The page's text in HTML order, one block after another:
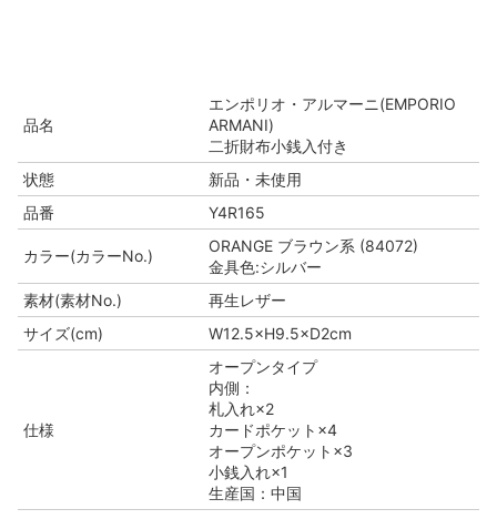
品名
エンポリオ・アルマーニ(EMPORIO
ARMANI)
二折財布小銭入付き
状態
新品・未使用
品番
Y4R165
カラー(カラーNo.)
ORANGE ブラウン系 (84072)
金具色:シルバー
素材(素材No.)
再生レザー
サイズ(cm)
W12.5×H9.5×D2cm
仕様
オープンタイプ
内側：
札入れ×2
カードポケット×4
オープンポケット×3
小銭入れ×1
生産国：中国